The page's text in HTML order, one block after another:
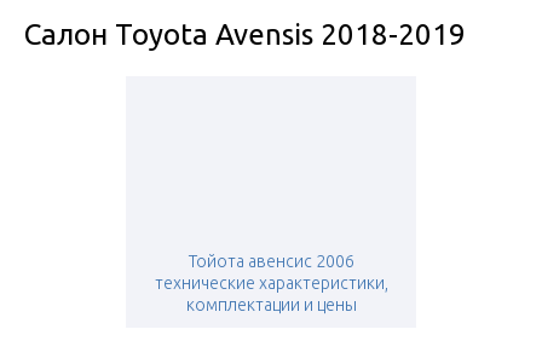
Салон Toyota Avensis 2018-2019
Тойота авенсис 2006
технические характеристики,
комплектации и цены